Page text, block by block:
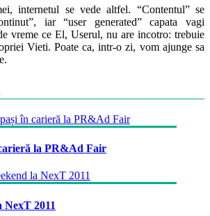
internetul se vede altfel. “Contentul” se
iar “user generated” capata vagi
vreme ce El, Userul, nu are incotro: trebuie
Vieti. Poate ca, intr-o zi, vom ajunge sa
la PR&Ad Fair
NexT 2011